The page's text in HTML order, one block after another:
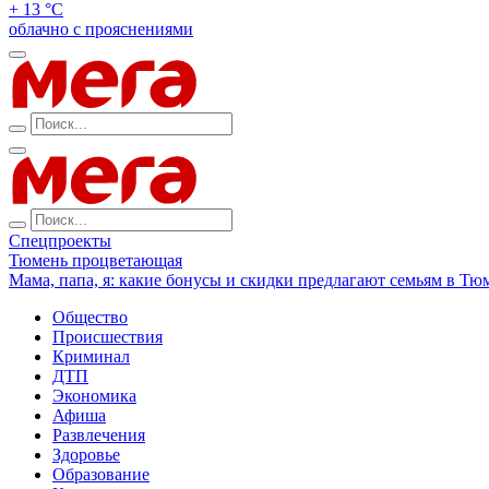
+ 13 °С
облачно с прояснениями
Спецпроекты
Тюмень процветающая
Мама, папа, я: какие бонусы и скидки предлагают семьям в
Общество
Происшествия
Криминал
ДТП
Экономика
Афиша
Развлечения
Здоровье
Образование